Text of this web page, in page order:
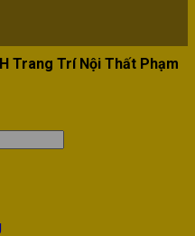
Trang Trí Nội Thất Phạm